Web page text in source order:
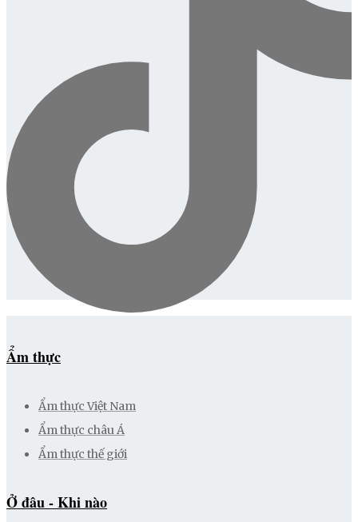
Ẩm thực
Ẩm thực Việt Nam
Ẩm thực châu Á
Ẩm thực thế giới
Ở đâu - Khi nào